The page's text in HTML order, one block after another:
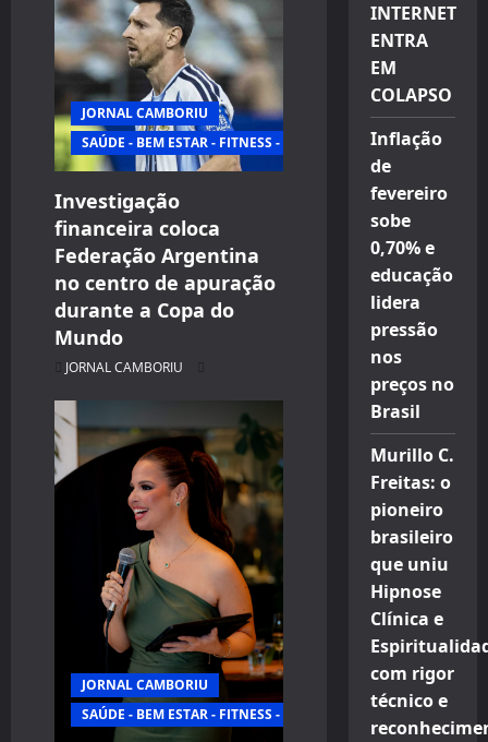
JORNAL CAMBORIU
SAÚDE - BEM ESTAR - FITNESS - ESPORTE
Investigação
financeira coloca
Federação Argentina
no centro de apuração
durante a Copa do
Mundo
JORNAL CAMBORIU
JORNAL CAMBORIU
SAÚDE - BEM ESTAR - FITNESS - ESPORTE
INTERNET
ENTRA
EM
COLAPSO
Inflação
de
fevereiro
sobe
0,70% e
educação
lidera
pressão
nos
preços no
Brasil
Murillo C.
Freitas: o
pioneiro
brasileiro
que uniu
Hipnose
Clínica e
com rigor
técnico e